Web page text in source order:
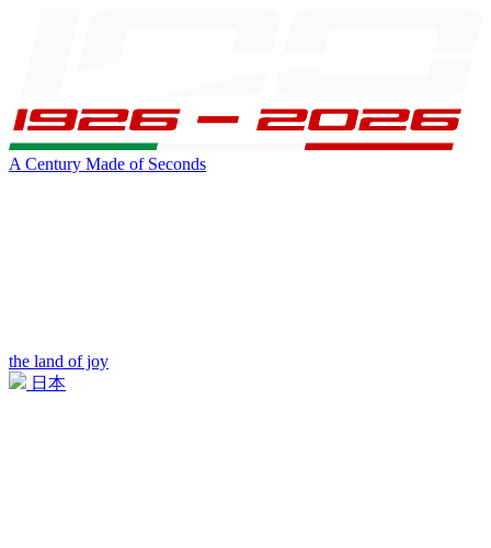
A Century Made of Seconds
the land of joy
日本